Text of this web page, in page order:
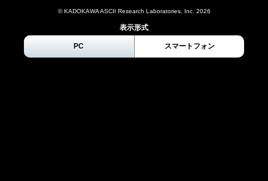
© KADOKAWA ASCII Research Laboratories, Inc. 2026
表示形式
PC スマートフォン